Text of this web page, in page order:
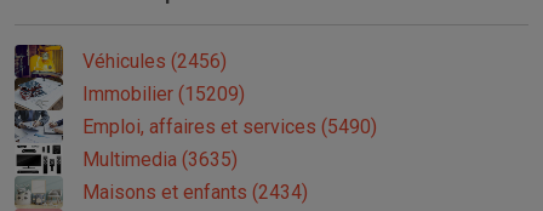
Véhicules (2456)
Immobilier (15209)
Emploi, affaires et services (5490)
Multimedia (3635)
Maisons et enfants (2434)